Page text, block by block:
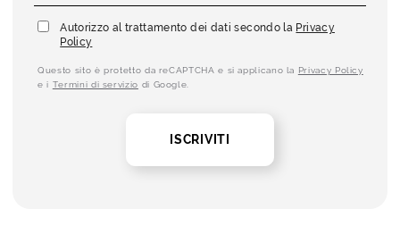
Autorizzo al trattamento dei dati secondo la Privacy
Policy
Questo sito è protetto da reCAPTCHA e si applicano la Privacy Policy
e i Termini di servizio di Google.
ISCRIVITI